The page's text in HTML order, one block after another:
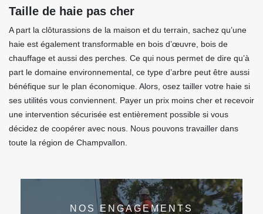
Taille de haie pas cher
A part la clôturassions de la maison et du terrain, sachez qu’une
haie est également transformable en bois d’œuvre, bois de
chauffage et aussi des perches. Ce qui nous permet de dire qu’à
part le domaine environnemental, ce type d’arbre peut être aussi
bénéfique sur le plan économique. Alors, osez tailler votre haie si
ses utilités vous conviennent. Payer un prix moins cher et recevoir
une intervention sécurisée est entièrement possible si vous
décidez de coopérer avec nous. Nous pouvons travailler dans
toute la région de Champvallon.
NOS ENGAGEMENTS